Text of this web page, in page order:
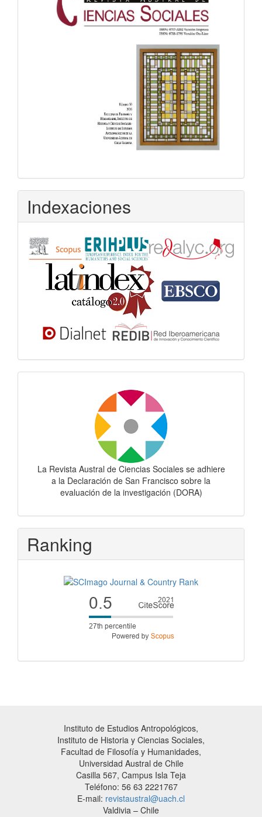
Indexaciones
La Revista Austral de Ciencias Sociales se adhiere
a la Declaración de San Francisco sobre la
evaluación de la investigación (DORA)
Ranking
Instituto de Estudios Antropológicos,
Instituto de Historia y Ciencias Sociales,
Facultad de Filosofía y Humanidades,
Universidad Austral de Chile
Casilla 567, Campus Isla Teja
Teléfono: 56 63 2221767
E-mail: revistaustral@uach.cl
Valdivia – Chile